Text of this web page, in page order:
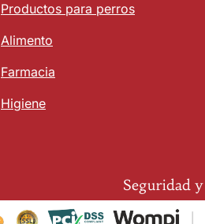
Productos para perros
Alimento
Farmacia
Higiene
Seguridad